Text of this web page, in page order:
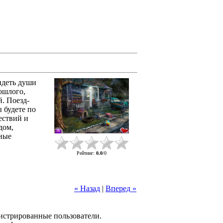
души
Поезд-
будете по
и
Рейтинг: 0.0/0
« Назад | Вперед »
пользователи.